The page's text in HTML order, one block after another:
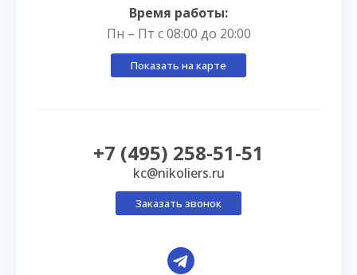
Время работы:
Пн – Пт с 08:00 до 20:00
Показать на карте
+7 (495) 258-51-51
kc@nikoliers.ru
Заказать звонок